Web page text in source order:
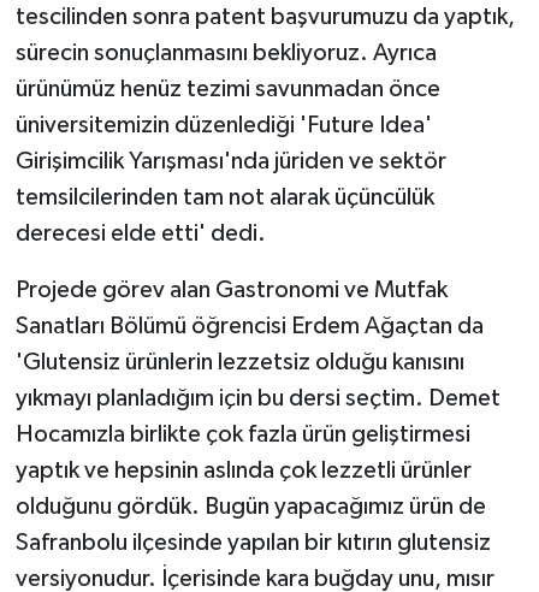
tescilinden sonra patent başvurumuzu da yaptık,
sürecin sonuçlanmasını bekliyoruz. Ayrıca
ürünümüz henüz tezimi savunmadan önce
üniversitemizin düzenlediği 'Future Idea'
Girişimcilik Yarışması'nda jüriden ve sektör
temsilcilerinden tam not alarak üçüncülük
derecesi elde etti' dedi.
Projede görev alan Gastronomi ve Mutfak
Sanatları Bölümü öğrencisi Erdem Ağaçtan da
'Glutensiz ürünlerin lezzetsiz olduğu kanısını
yıkmayı planladığım için bu dersi seçtim. Demet
Hocamızla birlikte çok fazla ürün geliştirmesi
yaptık ve hepsinin aslında çok lezzetli ürünler
olduğunu gördük. Bugün yapacağımız ürün de
Safranbolu ilçesinde yapılan bir kıtırın glutensiz
versiyonudur. İçerisinde kara buğday unu, mısır